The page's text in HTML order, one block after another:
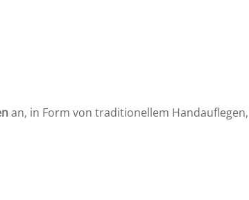
an, in Form von traditionellem